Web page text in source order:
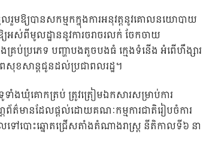
លរួមឱ្យបានសកម្មកក្នុងការអនុវត្តនូវគោលនយោបាយ
ស់ពីមូលដ្ឋាននូវការចរាចរលក់ ចែកចាយ
ប្រភេទ បញ្ហាបងតូចបងធំ ក្មេងទំនើង អំពើហឹង្សារ
ពសុខសាន្តជូនដល់ប្រជាពលរដ្ឋ។
ទាំងឃុំគោកត្រប់ ត្រូវត្រៀមឯកសារសម្រាប់ការ
ព័ត៌មានដែលផ្តល់ដោយគណៈកម្មការជាតិរៀបចំការ
ៅបោះឆ្នោតជ្រើសតាំងតំណាងរាស្រ្ត នីតិកាលទី៦ នា